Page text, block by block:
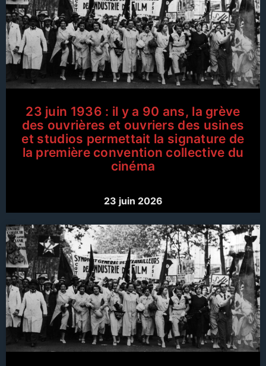
23 juin 1936 : il y a 90 ans, la grève
des ouvrières et ouvriers des usines
et studios permettait la signature de
la première convention collective du
cinéma
23 juin 2026